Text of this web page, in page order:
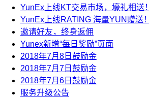
YunEx上线KT交易市场，壕礼相送！
YunEx上线RATING 海量YUN赠送！
邀请好友，终身返佣
Yunex新增“每日奖励”页面
2018年7月8日鼓励金
2018年7月7日鼓励金
2018年7月6日鼓励金
服务升级公告